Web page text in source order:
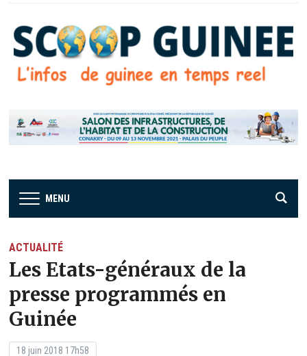
MENU
ACTUALITÉ
Les Etats-généraux de la
presse programmés en
Guinée
18 juin 2018 17h58